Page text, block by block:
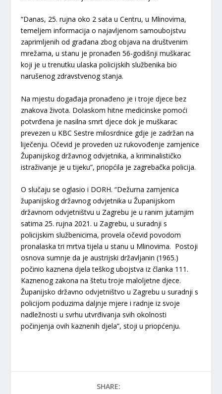
“Danas, 25. rujna oko 2 sata u Centru, u Mlinovima,
temeljem informacija o najavljenom samoubojstvu
zaprimljenih od građana zbog objava na društvenim
mrežama, u stanu je pronađen 56-godišnji muškarac
koji je u trenutku ulaska policijskih službenika bio
narušenog zdravstvenog stanja.
Na mjestu događaja pronađeno je i troje djece bez
znakova života. Dolaskom hitne medicinske pomoći
potvrđena je nasilna smrt djece dok je muškarac
prevezen u KBC Sestre milosrdnice gdje je zadržan na
liječenju. Očevid je proveden uz rukovođenje zamjenice
Županijskog državnog odvjetnika, a kriminalističko
istraživanje je u tijeku”, priopćila je zagrebačka policija.
O slučaju se oglasio i DORH. “Dežurna zamjenica
županijskog državnog odvjetnika u Županijskom
državnom odvjetništvu u Zagrebu je u ranim jutarnjim
satima 25. rujna 2021. u Zagrebu, u suradnji s
policijskim službenicima, provela očevid povodom
pronalaska tri mrtva tijela u stanu u Mlinovima. Postoji
osnova sumnje da je austrijski državljanin (1965.)
počinio kaznena djela teškog ubojstva iz članka 111.
Kaznenog zakona na štetu troje maloljetne djece.
Županijsko državno odvjetništvo u Zagrebu u suradnji s
policijom poduzima daljnje mjere i radnje iz svoje
nadležnosti u svrhu utvrđivanja svih okolnosti
počinjenja ovih kaznenih djela”, stoji u priopćenju.
SHARE: